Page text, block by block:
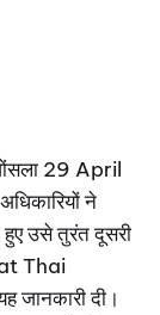
29 April
ने
उसे तुरंत दूसरी
Thai
दी।